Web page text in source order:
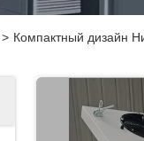
> Компактный дизайн